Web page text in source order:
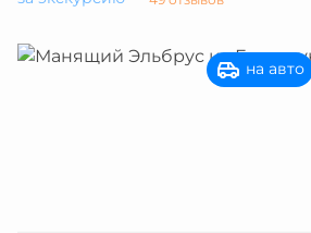
на авто